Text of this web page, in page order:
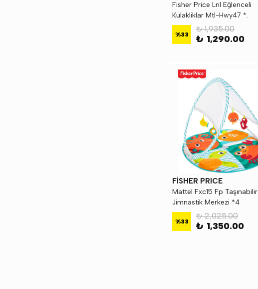
Fisher Price Lnl Eğlenceli
Kulakliklar Mtl-Hwy47 *.
%33
₺ 1,935.00
₺ 1,290.00
FİSHER PRICE
Mattel Fxc15 Fp Taşınabilir
Jimnastik Merkezi *4
%33
₺ 2,025.00
₺ 1,350.00